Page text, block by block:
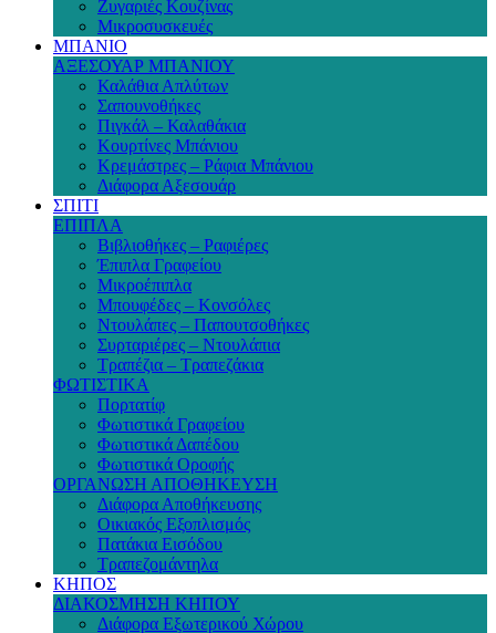
Ζυγαριές Κουζίνας
Μικροσυσκευές
ΜΠΑΝΙΟ
ΑΞΕΣΟΥΑΡ ΜΠΑΝΙΟΥ
Καλάθια Απλύτων
Σαπουνοθήκες
Πιγκάλ – Καλαθάκια
Κουρτίνες Μπάνιου
Κρεμάστρες – Ράφια Μπάνιου
Διάφορα Αξεσουάρ
ΣΠΙΤΙ
ΕΠΙΠΛΑ
Βιβλιοθήκες – Ραφιέρες
Έπιπλα Γραφείου
Μικροέπιπλα
Μπουφέδες – Κονσόλες
Ντουλάπες – Παπουτσοθήκες
Συρταριέρες – Ντουλάπια
Τραπέζια – Τραπεζάκια
ΦΩΤΙΣΤΙΚΑ
Πορτατίφ
Φωτιστικά Γραφείου
Φωτιστικά Δαπέδου
Φωτιστικά Οροφής
ΟΡΓΑΝΩΣΗ ΑΠΟΘΗΚΕΥΣΗ
Διάφορα Αποθήκευσης
Οικιακός Εξοπλισμός
Πατάκια Εισόδου
Τραπεζομάντηλα
ΚΗΠΟΣ
ΔΙΑΚΟΣΜΗΣΗ ΚΗΠΟΥ
Διάφορα Εξωτερικού Χώρου